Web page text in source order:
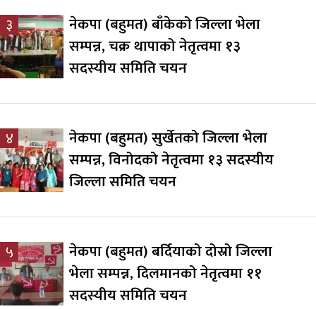
३
नेकपा (बहुमत) बाँकेको जिल्ला भेला
सम्पन्न, चक्र थापाको नेतृत्वमा १३
सदस्यीय समिति चयन
४
नेकपा (बहुमत) सुर्खेतको जिल्ला भेला
सम्पन्न, विनोदको नेतृत्वमा १३ सदस्यीय
जिल्ला समिति चयन
५
नेकपा (बहुमत) बर्दियाको दोस्रो जिल्ला
भेला सम्पन्न, दिलमानको नेतृत्वमा ११
सदस्यीय समिति चयन